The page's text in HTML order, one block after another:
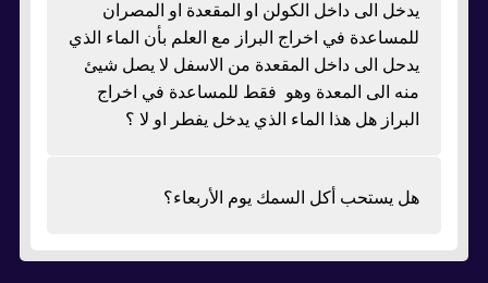
يدخل الى داخل الكولن او المقعدة او المصران
للمساعدة في اخراج البراز مع العلم بأن الماء الذي
يدحل الى داخل المقعدة من الاسفل لا يصل شيئ
منه الى المعدة وهو فقط للمساعدة في اخراج
البراز هل هذا الماء الذي يدخل يفطر او لا ؟
هل يستحب أكل السمك يوم الأربعاء؟